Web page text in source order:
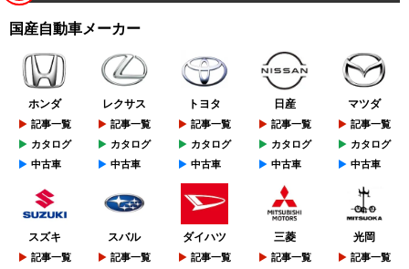
国産自動車メーカー
ホンダ
記事一覧
カタログ
中古車
レクサス
記事一覧
カタログ
中古車
トヨタ
記事一覧
カタログ
中古車
日産
記事一覧
カタログ
中古車
マツダ
記事一覧
カタログ
中古車
スズキ
記事一覧
スバル
記事一覧
ダイハツ
記事一覧
三菱
記事一覧
光岡
記事一覧